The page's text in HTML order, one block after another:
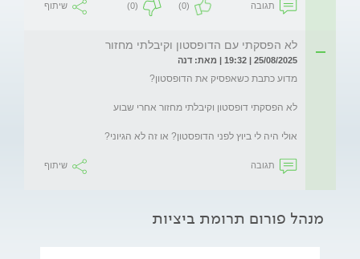
תגובה (0)
(0) שיתוף
לא הפסקתי עם הדופסטון וקיבלתי מחזור
25/08/2025 | 19:32 | מאת: דנה
אולי היה לי ביוץ לפני הדופסטון? או זה לא הגיוני?
תגובה שיתוף
מנהל פורום תרומת ביציות